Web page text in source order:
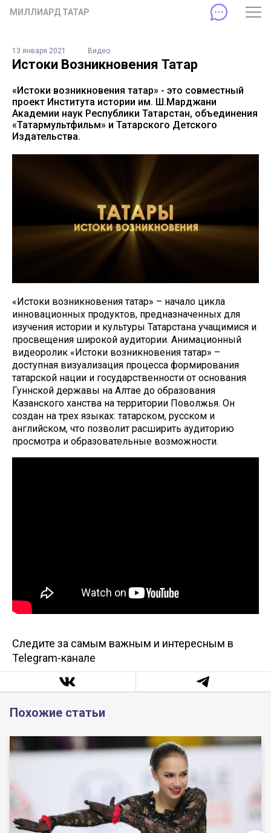
МИЛЛИАРД ТАТАР
13 января 2021 Видео
Истоки Возникновения Татар
«Истоки возникновения татар» - это совместный
проект Института истории им. Ш.Марджани
Академии наук Республики Татарстан, объединения
«Татармультфильм» и Татарского Детского
Издательства.
«Истоки возникновения татар» – начало цикла
инновационных продуктов, предназначенных для
изучения истории и культуры Татарстана учащимися и
просвещения широкой аудитории. Анимационный
видеоролик «Истоки возникновения татар» –
доступная визуализация процесса формирования
татарской нации и государственности от основания
Гуннской державы на Алтае до образования
Казанского ханства на территории Поволжья. Он
создан на трех языках: татарском, русском и
английском, что позволит расширить аудиторию
просмотра и образовательные возможности.
Следите за самым важным и интересным в
Telegram-канале
Похожие статьи